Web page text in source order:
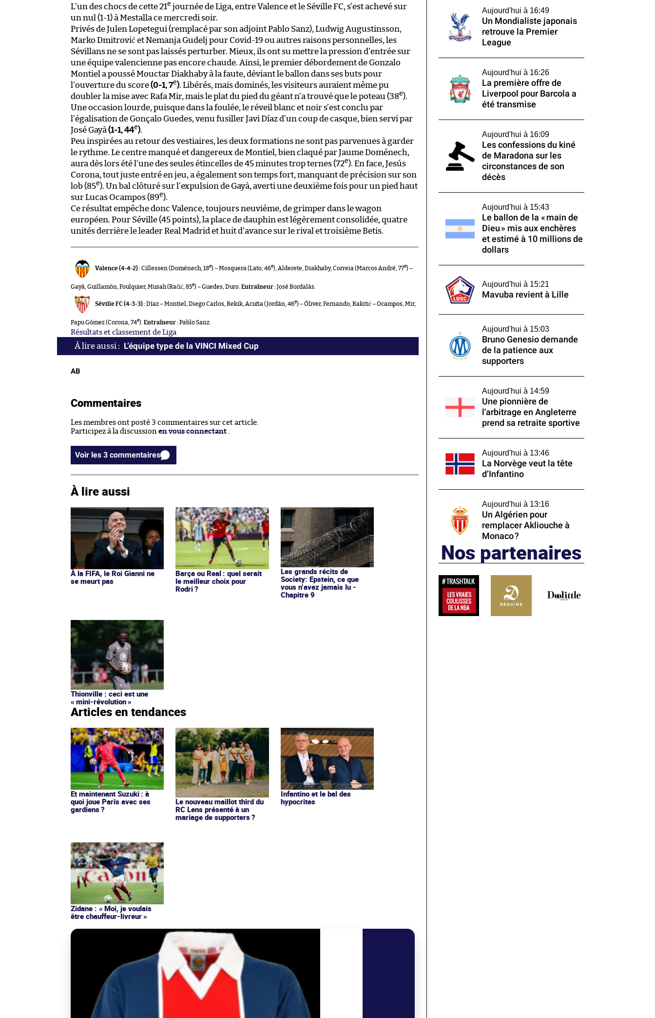
L’un des chocs de cette 21e journée de Liga, entre Valence et le Séville FC, s’est achevé sur
un nul (1-1) à Mestalla ce mercredi soir.
Privés de Julen Lopetegui (remplacé par son adjoint Pablo Sanz), Ludwig Augustinsson,
Marko Dmitrović et Nemanja Gudelj pour Covid-19 ou autres raisons personnelles, les
Sévillans ne se sont pas laissés perturber. Mieux, ils ont su mettre la pression d’entrée sur
une équipe valencienne pas encore chaude. Ainsi, le premier débordement de Gonzalo
Montiel a poussé Mouctar Diakhaby à la faute, déviant le ballon dans ses buts pour
l’ouverture du score(0-1, 7e). Libérés, mais dominés, les visiteurs auraient même pu
doubler la mise avec Rafa Mir, mais le plat du pied du géant n’a trouvé que le poteau (38e).
Une occasion lourde, puisque dans la foulée, le réveil blanc et noir s’est conclu par
l’égalisation de Gonçalo Guedes, venu fusiller Javi Díaz d’un coup de casque, bien servi par
José Gayà (1-1, 44e).
Peu inspirées au retour des vestiaires, les deux formations ne sont pas parvenues à garder
le rythme. Le centre manqué et dangereux de Montiel, bien claqué par Jaume Doménech,
aura dès lors été l’une des seules étincelles de 45 minutes trop ternes (72e). En face, Jesús
Corona, tout juste entré en jeu, a également son temps fort, manquant de précision sur son
lob (85e). Un bal clôturé sur l’expulsion de Gayà, averti une deuxième fois pour un pied haut
sur Lucas Ocampos (89e).
Ce résultat empêche donc Valence, toujours neuvième, de grimper dans le wagon
européen. Pour Séville (45 points), la place de dauphin est légèrement consolidée, quatre
unités derrière le leader Real Madrid et huit d’avance sur le rival et troisième Betis.
Valence (4-4-2) :Cillessen (Doménech, 18e) – Mosquera (Lato, 46e), Alderete, Diakhaby, Correia (Marcos André, 77e) –
Gayà, Guillamón, Foulquier, Musah (Račić, 85e) – Guedes, Duro. Entraîneur :José Bordalás.
Séville FC (4-3-3) :Díaz – Montiel, Diego Carlos, Rekik, Acuña (Jordán, 46e) – Óliver, Fernando, Rakitić – Ocampos, Mir,
Papu Gómez (Corona, 74e). Entraîneur :Pablo Sanz.
Résultats et classement de Liga
L’équipe type de la VINCI Mixed Cup
AB
Commentaires
Les membres ont posté 3 commentaires sur cet article.
Participez à la discussion en vous connectant .
Voir les 3 commentaires
À lire aussi
À la FIFA, le Roi Gianni ne
se meurt pas
Barça ou Real : quel serait
le meilleur choix pour
Rodri ?
Les grands récits de
Society: Epstein, ce que
vous n’avez jamais lu -
Chapitre 9
Thionville : ceci est une
« mini-révolution »
Articles en tendances
Et maintenant Suzuki : à
quoi joue Paris avec ses
gardiens ?
Le nouveau maillot third du
RC Lens présenté à un
mariage de supporters ?
Infantino et le bal des
hypocrites
Zidane : « Moi, je voulais
être chauffeur-livreur »
Aujourd'hui à 16:49
Un Mondialiste japonais
retrouve la Premier
League
Aujourd'hui à 16:26
La première offre de
Liverpool pour Barcola a
été transmise
Aujourd'hui à 16:09
Les confessions du kiné
de Maradona sur les
circonstances de son
décès
Aujourd'hui à 15:43
Le ballon de la « main de
Dieu » mis aux enchères
et estimé à 10 millions de
dollars
Aujourd'hui à 15:21
Mavuba revient à Lille
Aujourd'hui à 15:03
Bruno Genesio demande
de la patience aux
supporters
Aujourd'hui à 14:59
Une pionnière de
l'arbitrage en Angleterre
prend sa retraite sportive
Aujourd'hui à 13:46
La Norvège veut la tête
d’Infantino
Aujourd'hui à 13:16
Un Algérien pour
remplacer Akliouche à
Monaco ?
Nos partenaires